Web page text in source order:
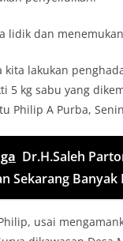
lidik dan
kita lakukan
5 kg sabu yang
Philip A Purba,
Dr.H.Saleh
Sekarang
usai